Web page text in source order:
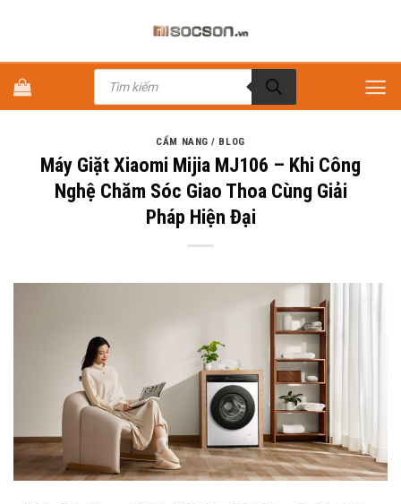
dung
Tìm
kiếm
phẩm
CẨM NANG / BLOG
Máy Giặt Xiaomi Mijia MJ106 – Khi Công
Nghệ Chăm Sóc Giao Thoa Cùng Giải
Pháp Hiện Đại